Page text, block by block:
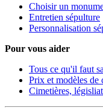
Choisir un
Entretien sépulture
Personnalisation
Pour vous aider
Tous ce qu'il faut
Prix et modèles de
Cimetières,